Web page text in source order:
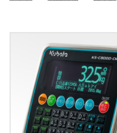
重量式フィーダ
液体充填機
台はかり
LPG充填システム
ロードセル